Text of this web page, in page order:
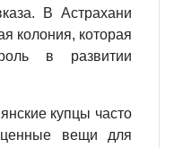
В Астрахани
колония, которая
в развитии
купцы часто
вещи для